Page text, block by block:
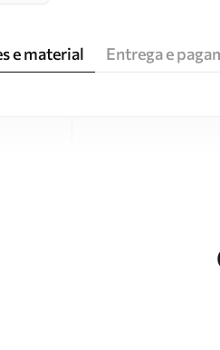
e material Entrega e
Estúdio de design